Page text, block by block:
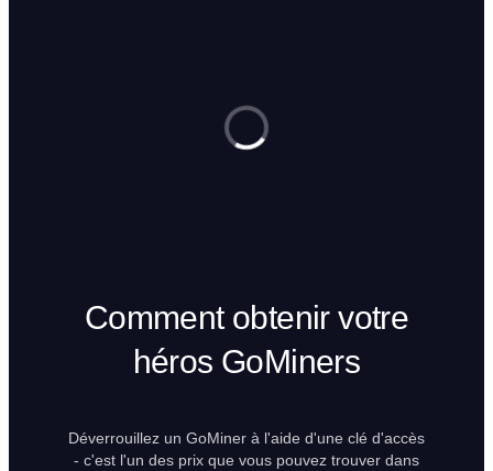
Comment obtenir votre
héros GoMiners
Déverrouillez un GoMiner à l'aide d'une clé d'accès
- c'est l'un des prix que vous pouvez trouver dans